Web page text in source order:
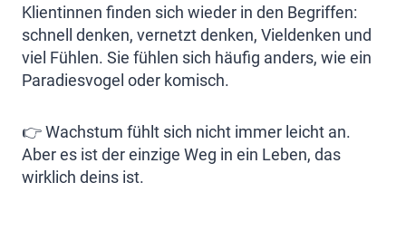
Klientinnen finden sich wieder in den Begriffen:
schnell denken, vernetzt denken, Vieldenken und
viel Fühlen. Sie fühlen sich häufig anders, wie ein
Paradiesvogel oder komisch.
👉 Wachstum fühlt sich nicht immer leicht an.
Aber es ist der einzige Weg in ein Leben, das
wirklich deins ist.